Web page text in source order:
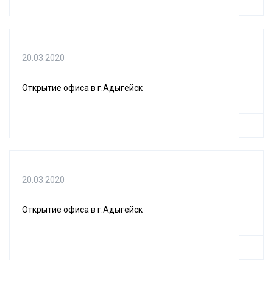
20.03.2020
Открытие офиса в г.Адыгейск
20.03.2020
Открытие офиса в г.Адыгейск